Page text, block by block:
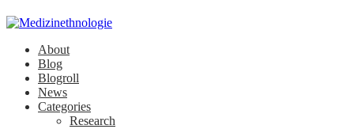
About
Blog
Blogroll
News
Categories
Research